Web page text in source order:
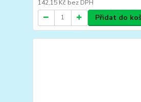
142,15 Kč bez DPH
Přidat do